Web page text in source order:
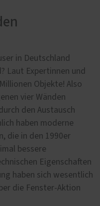
in Deutschland
Laut Expertinnen und
Objekte! Also
vier Wänden
den Austausch
haben moderne
die in den 1990er
bessere
Eigenschaften
haben sich wesentlich
die Fenster-Aktion